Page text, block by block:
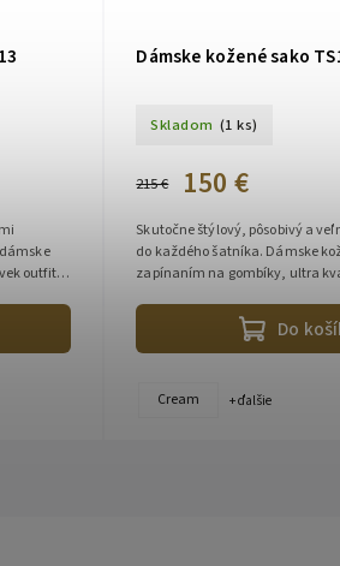
outfit
Dámske kožené sako
Skladom (1 ks)
215 € 150 €
Do
Skutočne štýlový, pôsobivý a
do každého šatníka. Dámske kožené sako so
zapínaním na gombíky, ultra
Cream + ďalšie